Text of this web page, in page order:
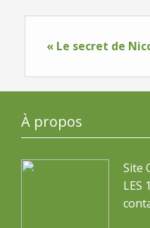
« Le secret de
À propos
Site
LES